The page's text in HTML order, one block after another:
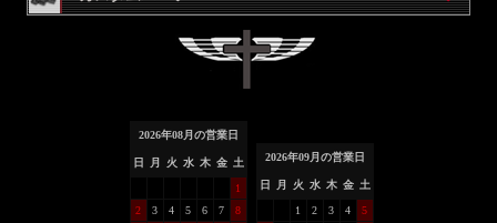
2026年08月の営業日
日 月 火 水 木 金 土
1
2
3 4 5 6 7 8
2026年09月の営業日
日 月 火 水 木 金 土
1 2 3 4 5